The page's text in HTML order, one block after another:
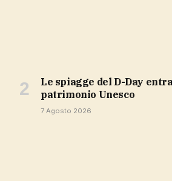
Le spiagge del D-Day entrano a far parte del
patrimonio Unesco
7 Agosto 2026